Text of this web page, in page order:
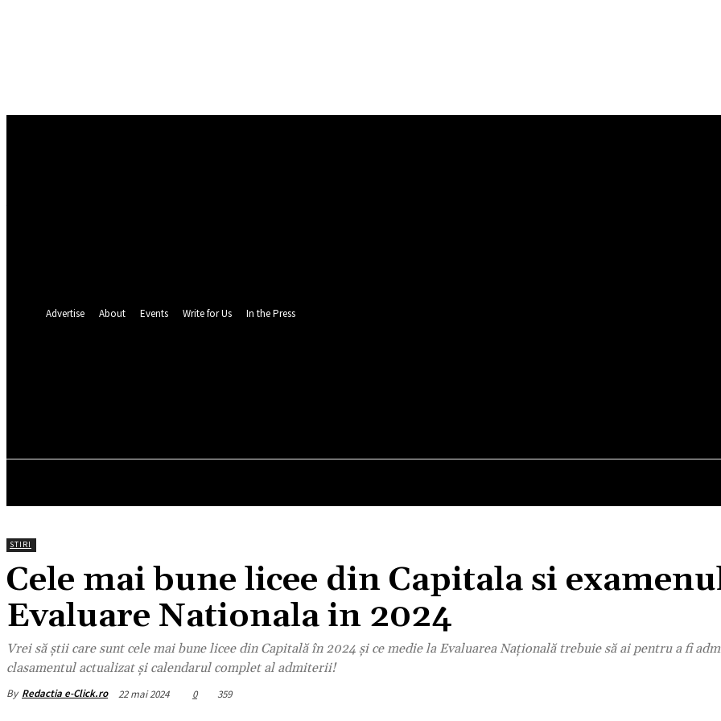
Advertise About Events Write for Us In the Press
STIRI
Cele mai bune licee din Capitala si
Evaluare Nationala in 2024
Vrei să știi care sunt cele mai bune licee din Capitală în 2024 și ce medie la Evaluarea Națională trebuie să ai pentru a fi
clasamentul actualizat și calendarul complet al admiterii!
By Redactia e-Click.ro 22 mai 2024 0 359